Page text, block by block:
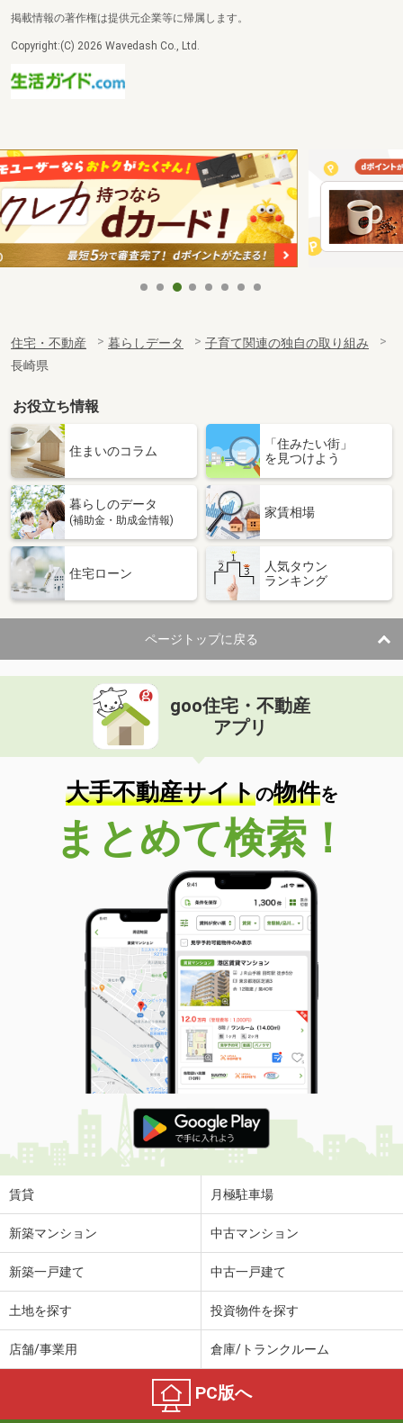
掲載情報の著作権は提供元企業等に帰属します。
Copyright:(C) 2026 Wavedash Co., Ltd.
住宅・不動産 暮らしデータ
子育て関連の独自の取り組み
長崎県
お役立ち情報
住まいのコラム
「住みたい街」
を見つけよう
暮らしのデータ
(補助金・助成金情報)
家賃相場
住宅ローン
人気タウン
ランキング
ページトップに戻る
goo住宅・不動産
アプリ
大手不動産サイトの物件を
まとめて検索！
賃貸 月極駐車場
新築マンション 中古マンション
新築一戸建て 中古一戸建て
土地を探す 投資物件を探す
店舗/事業用 倉庫/トランクルーム
PC版へ